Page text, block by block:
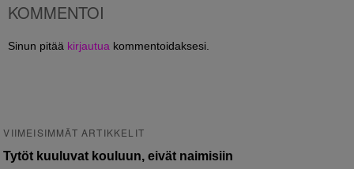
KOMMENTOI
Sinun pitää kirjautua kommentoidaksesi.
VIIMEISIMMÄT ARTIKKELIT
Tytöt kuuluvat kouluun, eivät naimisiin